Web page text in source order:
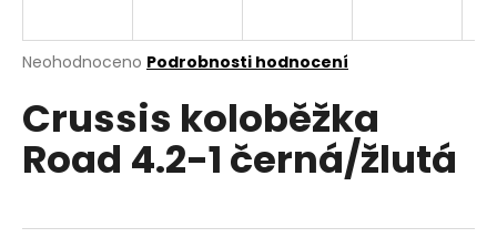
Průměrné
produktu
je
0,0
Neohodnoceno Podrobnosti hodnocení
Crussis koloběžka
Road 4.2-1 černá/žlutá
n
a
í
t
?